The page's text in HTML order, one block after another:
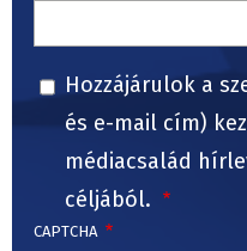
Hozzájárulok a
és e-mail cím)
médiacsalád
céljából.
CAPTCHA